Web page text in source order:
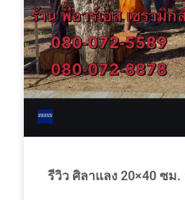
รีวิว ศิลาแลง 20×40 ซ